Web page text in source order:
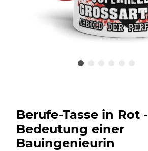
Berufe-Tasse in Rot -
Bedeutung einer
Bauingenieurin